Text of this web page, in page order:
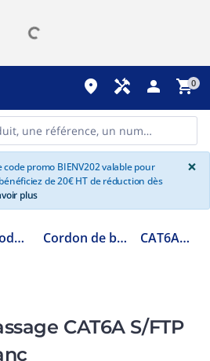
place handyman person shopping_cart0
promo BIENV202 valable pour
de 20€ HT de réduction dès
plus
×
Produit cuivre Cordon de brassage RJ45 CAT6AS15MWH
CAT6A S/FTP